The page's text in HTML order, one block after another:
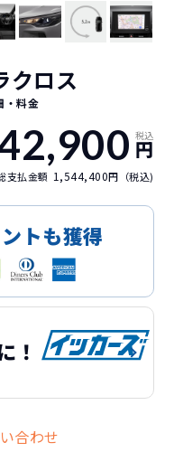
クロス
・料金
税込
円
支払金額 1,544,400円（税込)
トも獲得
！
合わせ